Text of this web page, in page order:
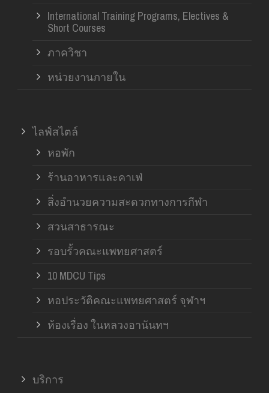
International Training Programs, Electives &
Short Courses
ภาควิชา
หน่วยงานภายใน
ไลฟ์สไตล์
หอพัก
ร้านอาหารและคาเฟ่
สิ่งอำนวยความสะดวกทางการกีฬา
สวนสาธารณะ
รอบรั้วคณะแพทยศาสตร์
10 MDCU Tips
หอประวัติคณะแพทยศาสตร์ จุฬาฯ
ห้องเรื่อง ในหลวงอานันทฯ
บริการ